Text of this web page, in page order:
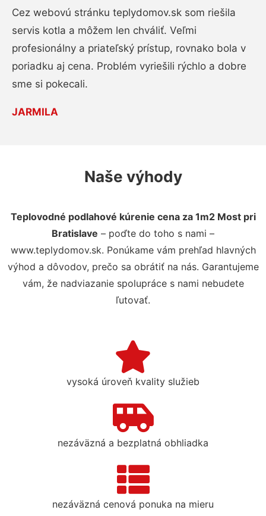
Cez webovú stránku teplydomov.sk som riešila
servis kotla a môžem len chváliť. Veľmi
profesionálny a priateľský prístup, rovnako bola v
poriadku aj cena. Problém vyriešili rýchlo a dobre
sme si pokecali.
JARMILA
Naše výhody
Teplovodné podlahové kúrenie cena za 1m2 Most pri
Bratislave – poďte do toho s nami –
www.teplydomov.sk. Ponúkame vám prehľad hlavných
výhod a dôvodov, prečo sa obrátiť na nás. Garantujeme
vám, že nadviazanie spolupráce s nami nebudete
ľutovať.
vysoká úroveň kvality služieb
nezáväzná a bezplatná obhliadka
nezáväzná cenová ponuka na mieru